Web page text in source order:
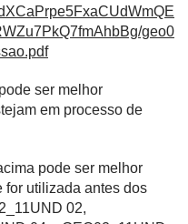
geo0
ser melhor
em processo de
pode ser melhor
for utilizada antes dos
02,